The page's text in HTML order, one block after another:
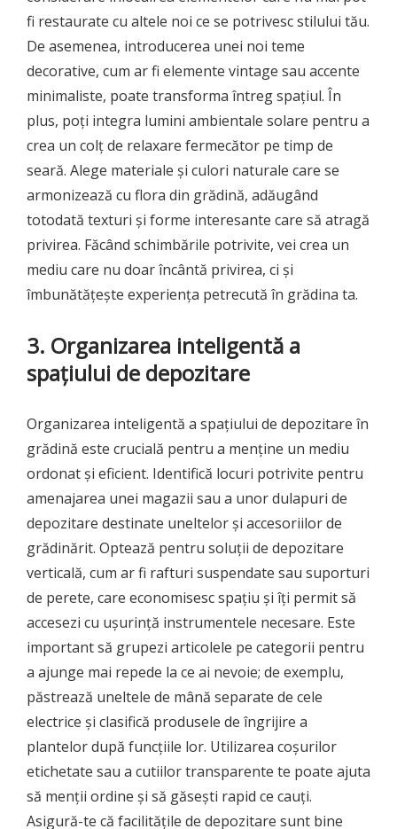
fi restaurate cu altele noi ce se potrivesc stilului tău.
De asemenea, introducerea unei noi teme
decorative, cum ar fi elemente vintage sau accente
minimaliste, poate transforma întreg spațiul. În
plus, poți integra lumini ambientale solare pentru a
crea un colț de relaxare fermecător pe timp de
seară. Alege materiale și culori naturale care se
armonizează cu flora din grădină, adăugând
totodată texturi și forme interesante care să atragă
privirea. Făcând schimbările potrivite, vei crea un
mediu care nu doar încântă privirea, ci și
îmbunătățește experiența petrecută în grădina ta.
3. Organizarea inteligentă a
spațiului de depozitare
Organizarea inteligentă a spațiului de depozitare în
grădină este crucială pentru a menține un mediu
ordonat și eficient. Identifică locuri potrivite pentru
amenajarea unei magazii sau a unor dulapuri de
depozitare destinate uneltelor și accesoriilor de
grădinărit. Optează pentru soluții de depozitare
verticală, cum ar fi rafturi suspendate sau suporturi
de perete, care economisesc spațiu și îți permit să
accesezi cu ușurință instrumentele necesare. Este
important să grupezi articolele pe categorii pentru
a ajunge mai repede la ce ai nevoie; de exemplu,
păstrează uneltele de mână separate de cele
electrice și clasifică produsele de îngrijire a
plantelor după funcțiile lor. Utilizarea coșurilor
etichetate sau a cutiilor transparente te poate ajuta
să menții ordine și să găsești rapid ce cauți.
Asigură-te că facilitățile de depozitare sunt bine